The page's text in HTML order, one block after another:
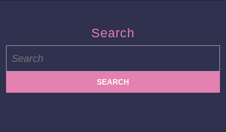
Search
for: